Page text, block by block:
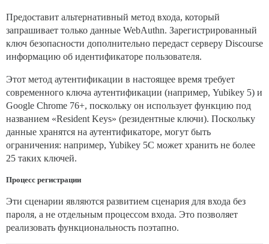
Предоставит альтернативный метод входа, который
запрашивает только данные WebAuthn. Зарегистрированный
ключ безопасности дополнительно передаст серверу Discourse
информацию об идентификаторе пользователя.
Этот метод аутентификации в настоящее время требует
современного ключа аутентификации (например, Yubikey 5) и
Google Chrome 76+, поскольку он использует функцию под
названием «Resident Keys» (резидентные ключи). Поскольку
данные хранятся на аутентификаторе, могут быть
ограничения: например, Yubikey 5C может хранить не более
25 таких ключей.
Процесс регистрации
Эти сценарии являются развитием сценария для входа без
пароля, а не отдельным процессом входа. Это позволяет
реализовать функциональность поэтапно.